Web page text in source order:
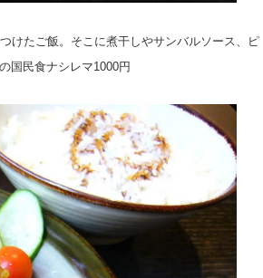
けたご飯。そこに煮干しやサンバルソース、ピ
国民食ナシレマ1000円